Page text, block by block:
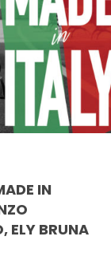
IN
ELY BRUNA